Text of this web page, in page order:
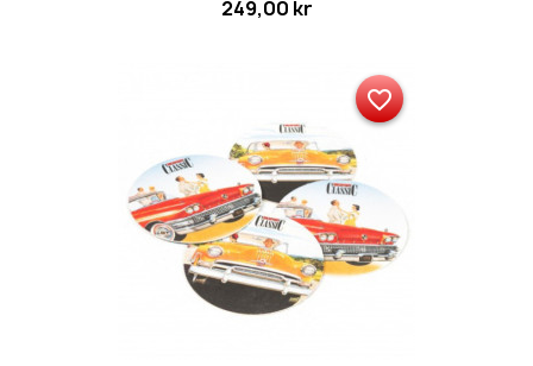
249,00 kr
favorite_border